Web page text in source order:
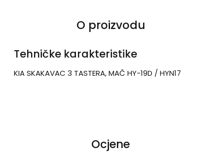
O proizvodu
Tehničke karakteristike
KIA SKAKAVAC 3 TASTERA, MAČ HY-19D / HYN17
Ocjene